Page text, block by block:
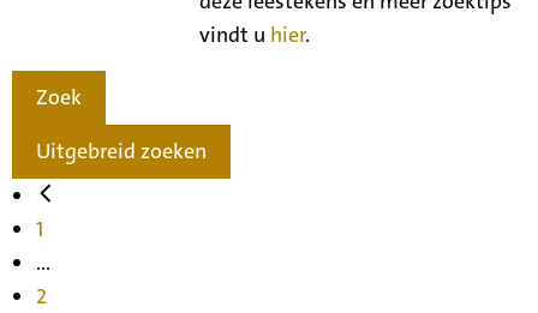
vindt u hier.
Zoek
Uitgebreid zoeken
1
...
2